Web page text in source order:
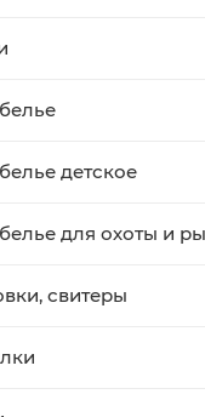
детское
для охоты и
свитеры